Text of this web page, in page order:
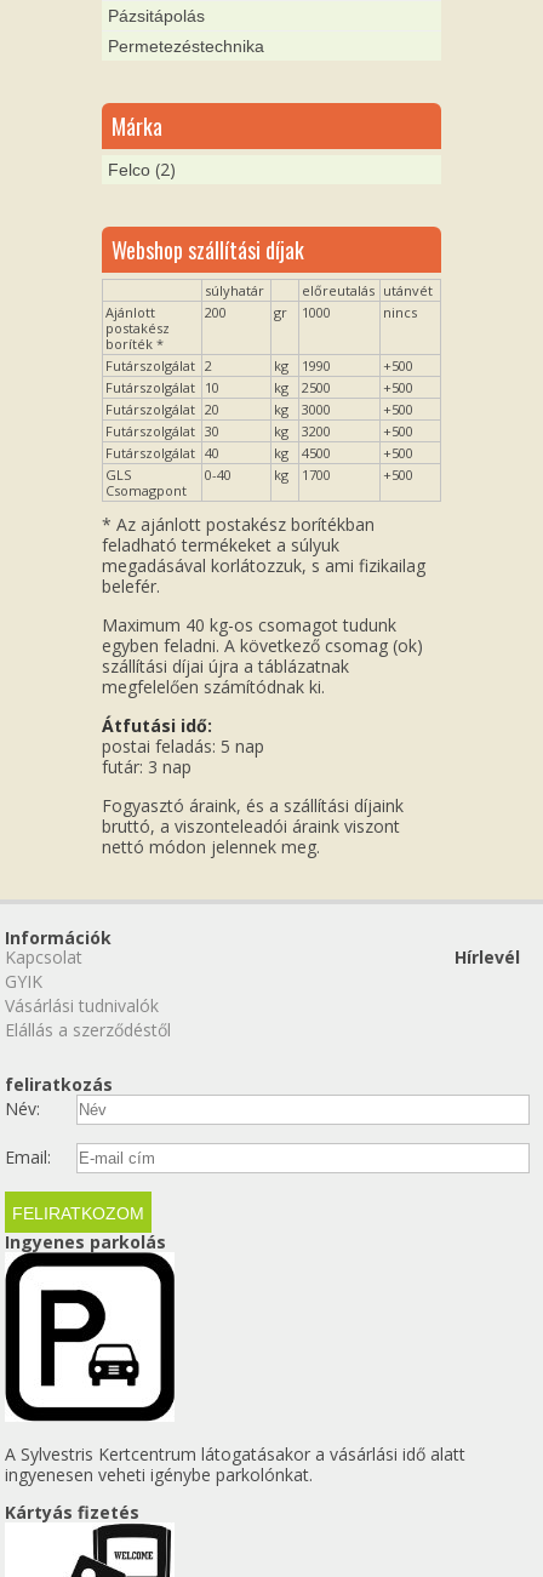
Pázsitápolás
Permetezéstechnika
Márka
Felco (2)
Webshop szállítási díjak
súlyhatár előreutalás utánvét
Ajánlott
postakész
boríték *
200 gr 1000 nincs
Futárszolgálat 2 kg 1990
+500
Futárszolgálat 10 kg 2500
+500
Futárszolgálat 20 kg 3000
+500
Futárszolgálat 30 kg 3200
+500
Futárszolgálat 40 kg 4500
+500
GLS
Csomagpont
0-40 kg 1700 +500
* Az ajánlott postakész borítékban
feladható termékeket a súlyuk
megadásával korlátozzuk, s ami fizikailag
belefér.
Maximum 40 kg-os csomagot tudunk
egyben feladni. A következő csomag (ok)
szállítási díjai újra a táblázatnak
megfelelően számítódnak ki.
Átfutási idő:
postai feladás: 5 nap
futár: 3 nap
Fogyasztó áraink, és a szállítási díjaink
bruttó, a viszonteleadói áraink viszont
nettó módon jelennek meg.
Információk
Kapcsolat
GYIK
Vásárlási tudnivalók
Elállás a szerződéstől
Hírlevél
feliratkozás
Név:
Email:
Ingyenes parkolás
A Sylvestris Kertcentrum látogatásakor a vásárlási idő alatt
ingyenesen veheti igénybe parkolónkat.
Kártyás fizetés